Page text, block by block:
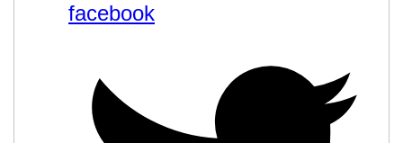
facebook